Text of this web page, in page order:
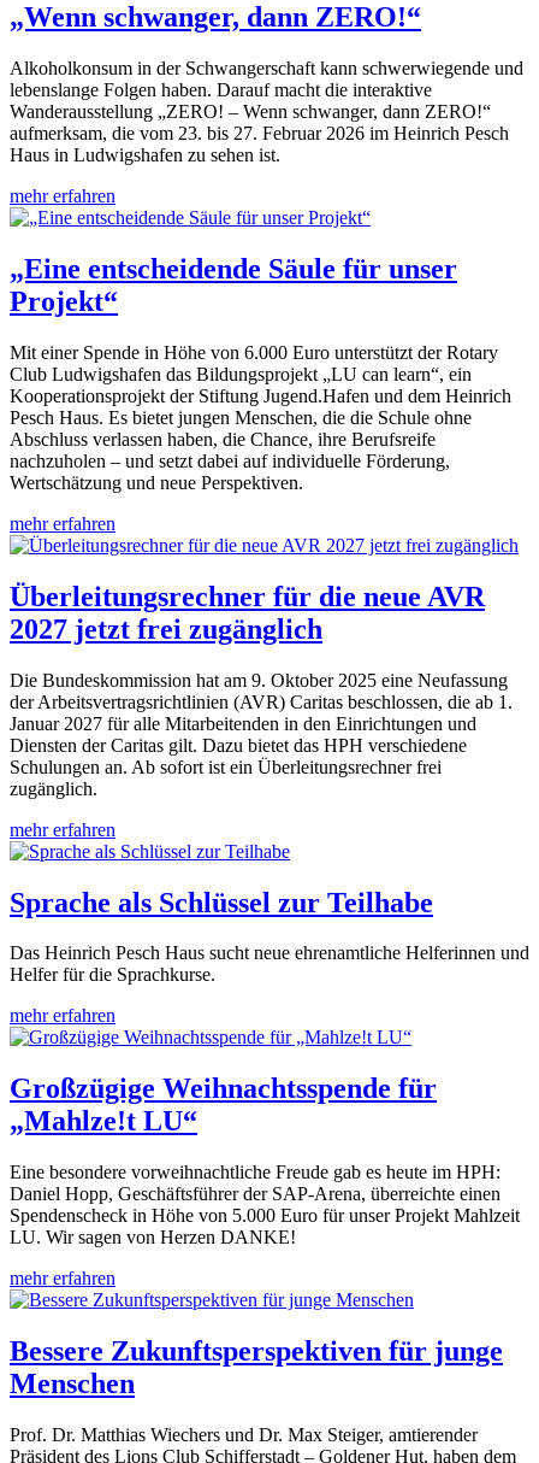
„Wenn schwanger, dann ZERO!“
Alkoholkonsum in der Schwangerschaft kann schwerwiegende und
lebenslange Folgen haben. Darauf macht die interaktive
Wanderausstellung „ZERO! – Wenn schwanger, dann ZERO!“
aufmerksam, die vom 23. bis 27. Februar 2026 im Heinrich Pesch
Haus in Ludwigshafen zu sehen ist.
mehr erfahren
„Eine entscheidende Säule für unser
Projekt“
Mit einer Spende in Höhe von 6.000 Euro unterstützt der Rotary
Club Ludwigshafen das Bildungsprojekt „LU can learn“, ein
Kooperationsprojekt der Stiftung Jugend.Hafen und dem Heinrich
Pesch Haus. Es bietet jungen Menschen, die die Schule ohne
Abschluss verlassen haben, die Chance, ihre Berufsreife
nachzuholen – und setzt dabei auf individuelle Förderung,
Wertschätzung und neue Perspektiven.
mehr erfahren
Überleitungsrechner für die neue AVR
2027 jetzt frei zugänglich
Die Bundeskommission hat am 9. Oktober 2025 eine Neufassung
der Arbeitsvertragsrichtlinien (AVR) Caritas beschlossen, die ab 1.
Januar 2027 für alle Mitarbeitenden in den Einrichtungen und
Diensten der Caritas gilt. Dazu bietet das HPH verschiedene
Schulungen an. Ab sofort ist ein Überleitungsrechner frei
zugänglich.
mehr erfahren
Sprache als Schlüssel zur Teilhabe
Das Heinrich Pesch Haus sucht neue ehrenamtliche Helferinnen und
Helfer für die Sprachkurse.
mehr erfahren
Großzügige Weihnachtsspende für
„Mahlze!t LU“
Eine besondere vorweihnachtliche Freude gab es heute im HPH:
Daniel Hopp, Geschäftsführer der SAP-Arena, überreichte einen
Spendenscheck in Höhe von 5.000 Euro für unser Projekt Mahlzeit
LU. Wir sagen von Herzen DANKE!
mehr erfahren
Bessere Zukunftsperspektiven für junge
Menschen
Prof. Dr. Matthias Wiechers und Dr. Max Steiger, amtierender
Präsident des Lions Club Schifferstadt – Goldener Hut, haben dem